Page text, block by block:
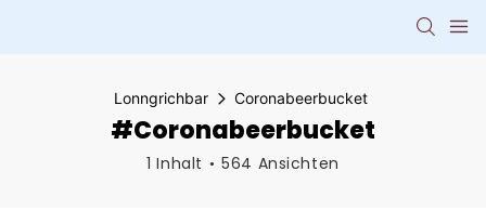
Lonngrichbar Coronabeerbucket
#Coronabeerbucket
1 Inhalt 564 Ansichten